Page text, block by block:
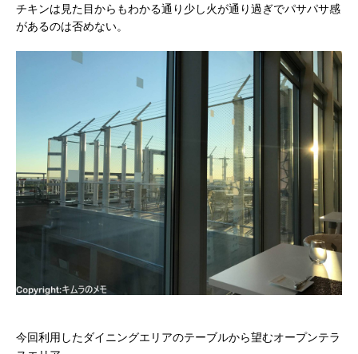
チキンは見た目からもわかる通り少し火が通り過ぎでパサパサ感
があるのは否めない。
今回利用したダイニングエリアのテーブルから望むオープンテラ